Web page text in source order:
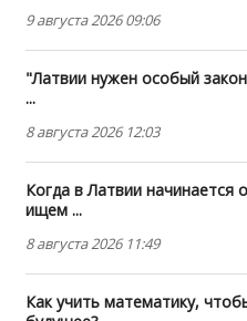
9 августа 2026 09:06
"Латвии нужен особый
...
8 августа 2026 12:03
Когда в Латвии
ищем ...
8 августа 2026 11:49
Как учить математику,